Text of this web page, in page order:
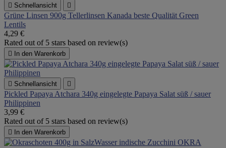
 Schnellansicht 
Grüne Linsen 900g Tellerlinsen Kanada beste Qualität Green
Lentils
4,29 €
Rated out of 5 stars based on review(s)
 In den Warenkorb
 Schnellansicht 
Pickled Papaya Atchara 340g eingelegte Papaya Salat süß / sauer
Philippinen
3,99 €
Rated out of 5 stars based on review(s)
 In den Warenkorb